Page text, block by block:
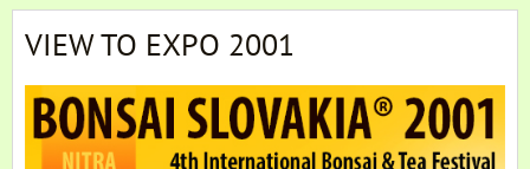
VIEW TO EXPO 2001